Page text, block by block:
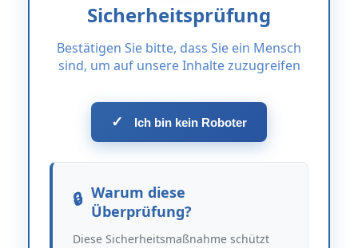
Sicherheitsprüfung
Bestätigen Sie bitte, dass Sie ein Mensch
sind, um auf unsere Inhalte zuzugreifen
✓ Ich bin kein Roboter
Warum diese
Überprüfung?
Diese Sicherheitsmaßnahme schützt